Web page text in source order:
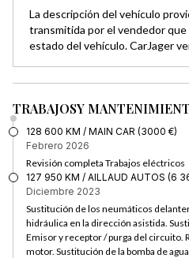
La descripción del vehículo
transmitida por el vendedor
estado del vehículo. CarJager
TRABAJOSY
128 600 KM / MAIN CAR (3000 €)
Febrero 2026
Revisión completa Trabajos eléctricos
127 950 KM / AILLAUD AUTOS (6
Diciembre 2023
Sustitución de los neumáticos
hidráulica en la dirección asistida.
Emisor y receptor / purga del circuito.
motor. Sustitución de la bomba de